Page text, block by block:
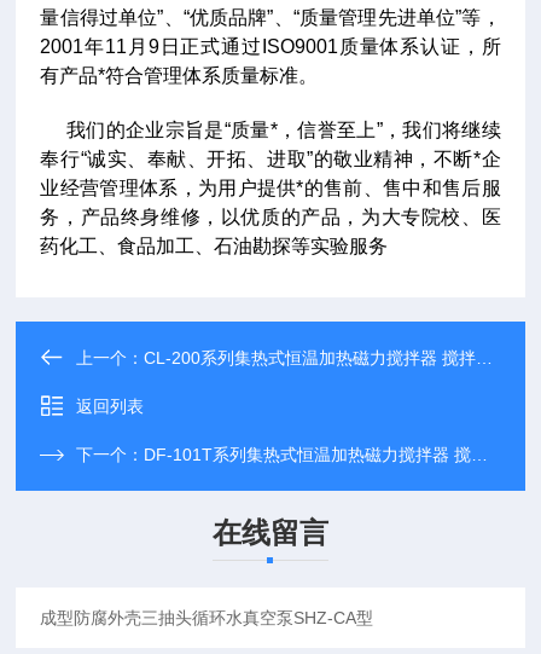
量信得过单位”、“优质品牌”、“质量管理先进单位”等，
2001年11月9日正式通过ISO9001质量体系认证，所
有产品*符合管理体系质量标准。
我们的企业宗旨是“质量*，信誉至上”，我们将继续
奉行“诚实、奉献、开拓、进取”的敬业精神，不断*企
业经营管理体系，为用户提供*的售前、售中和售后服
务，产品终身维修，以优质的产品，为大专院校、医
药化工、食品加工、石油勘探等实验服务
上一个：CL-200系列集热式恒温加热磁力搅拌器 搅拌机/搅拌罐
返回列表
下一个： DF-101T系列集热式恒温加热磁力搅拌器 搅拌机/搅拌罐
在线留言